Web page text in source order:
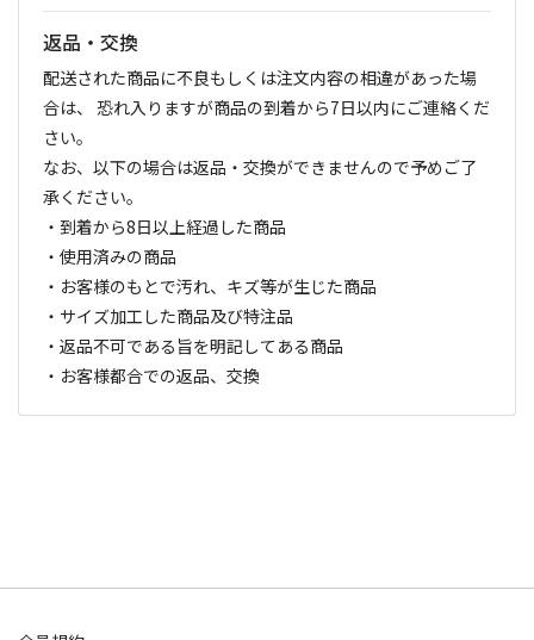
返品・交換
配送された商品に不良もしくは注文内容の相違があった場
合は、 恐れ入りますが商品の到着から7日以内にご連絡くだ
さい。
なお、以下の場合は返品・交換ができませんので予めご了
承ください。
・到着から8日以上経過した商品
・使用済みの商品
・お客様のもとで汚れ、キズ等が生じた商品
・サイズ加工した商品及び特注品
・返品不可である旨を明記してある商品
・お客様都合での返品、交換